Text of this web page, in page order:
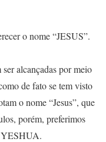
o nome “JESUS”.
alcançadas por meio
de fato se tem visto
o nome “Jesus”, que
porém, preferimos
YESHUA.